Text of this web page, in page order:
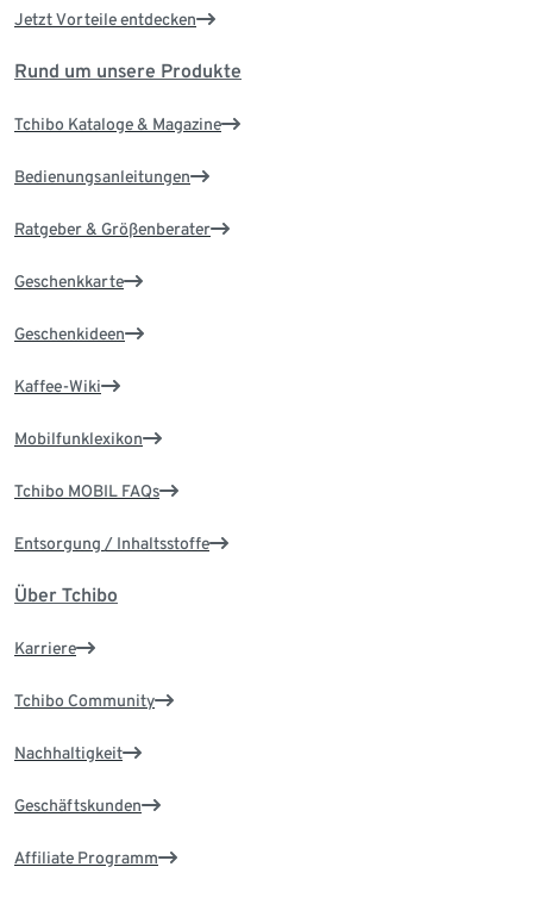
Jetzt Vorteile entdecken
Rund um unsere Produkte
Tchibo Kataloge & Magazine
Bedienungsanleitungen
Ratgeber & Größenberater
Geschenkkarte
Geschenkideen
Kaffee-Wiki
Mobilfunklexikon
Tchibo MOBIL FAQs
Entsorgung / Inhaltsstoffe
Über Tchibo
Karriere
Tchibo Community
Nachhaltigkeit
Geschäftskunden
Affiliate Programm